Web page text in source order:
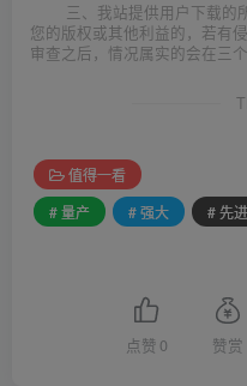
三、我站提供用户下载的
您的版权或其他利益的，若有
审查之后，情况属实的会在三
值得一看
# 量产
# 强大 # 先进
点赞 0 赞赏